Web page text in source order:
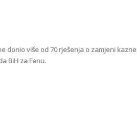
donio više od 70 rješenja o zamjeni kazne
BiH za Fenu.